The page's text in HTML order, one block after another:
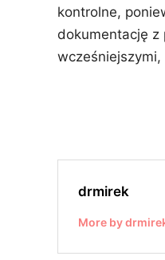
kontrolne,
dokumentację z
drmirek
More by